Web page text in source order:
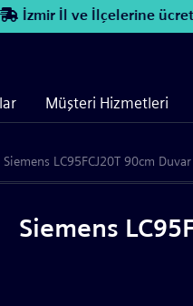
İzmir İl ve İlçelerine
Müşteri Hizmetleri
Siemens LC95FCJ20T 90cm
Siemens